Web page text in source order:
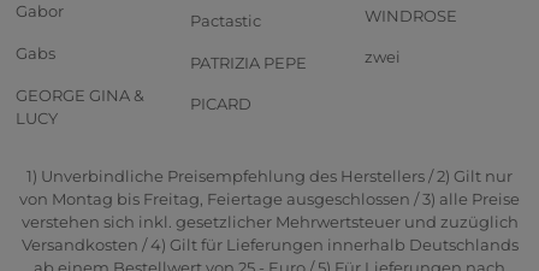
Gabor
Gabs
GEORGE GINA &
LUCY
Pactastic
PATRIZIA PEPE
PICARD
WINDROSE
zwei
1) Unverbindliche Preisempfehlung des Herstellers / 2) Gilt nur
von Montag bis Freitag, Feiertage ausgeschlossen / 3) alle Preise
verstehen sich inkl. gesetzlicher Mehrwertsteuer und zuzüglich
Versandkosten / 4) Gilt für Lieferungen innerhalb Deutschlands